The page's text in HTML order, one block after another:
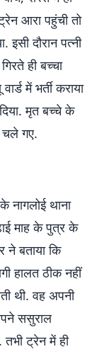
आरा पहुंची तो
इसी दौरान पत्नी
ही बच्चा
में भर्ती कराया
मृत बच्चे के
चले गए.
नागलोई थाना
माह के पुत्र के
ने बताया कि
हालत ठीक नहीं
थी. वह अपनी
ससुराल
तभी ट्रेन में ही